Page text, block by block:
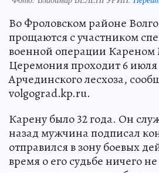
Во Фроловском районе
прощаются с участником
военной операции
Церемония проходит 6 июля
Арчединского лесхоза,
volgograd.kp.ru.
Карену было 32 года. Он
назад мужчина подписал
отправился в зону боевых
время о его судьбе ничего